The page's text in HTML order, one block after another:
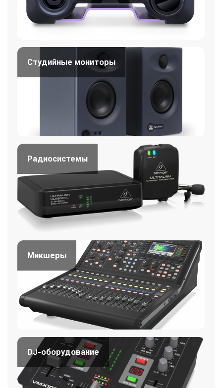
Студийные мониторы
Радиосистемы
Микшеры
DJ-оборудование